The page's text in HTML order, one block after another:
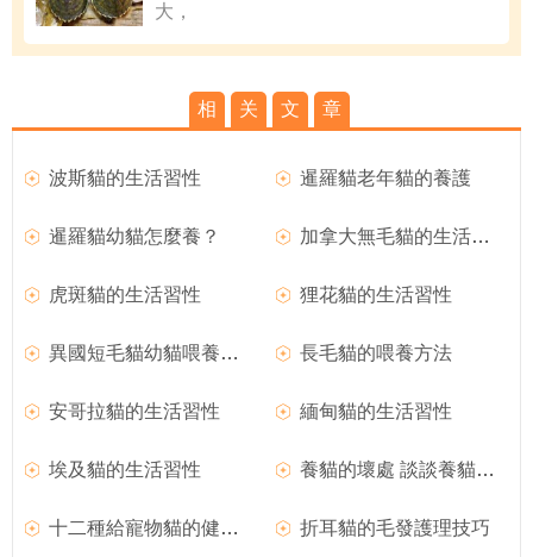
大，
相 关 文 章
波斯貓的生活習性 暹羅貓老年貓的養護
暹羅貓幼貓怎麼養？ 加拿大無毛貓的生活習性
虎斑貓的生活習性 狸花貓的生活習性
異國短毛貓幼貓喂養技巧 長毛貓的喂養方法
安哥拉貓的生活習性 緬甸貓的生活習性
埃及貓的生活習性 養貓的壞處 談談養貓的一些危害或壞處
十二種給寵物貓的健康食材 折耳貓的毛發護理技巧